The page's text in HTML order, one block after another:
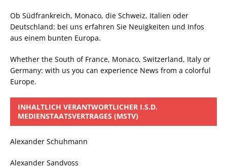
Ob Südfrankreich, Monaco, die Schweiz, Italien oder
Deutschland: bei uns erfahren Sie Neuigkeiten und Infos
aus einem bunten Europa.
Whether the South of France, Monaco, Switzerland, Italy or
Germany: with us you can experience News from a colorful
Europe.
INHALTLICH VERANTWORTLICHER I.S.D.
MEDIENSTAATSVERTRAGES (MSTV)
Alexander Schuhmann
Alexander Sandvoss